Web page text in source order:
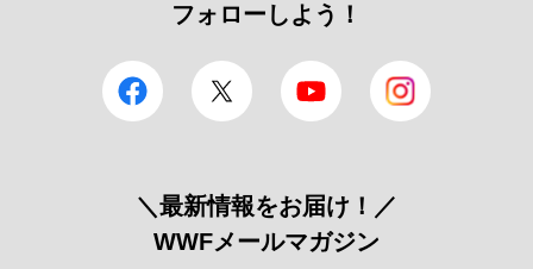
フォローしよう！
facebook Twitter YouTube
＼最新情報をお届け！／
WWFメールマガジン